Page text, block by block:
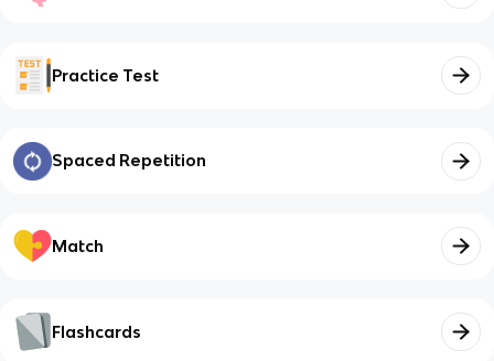
Practice Test
Spaced Repetition
Match
Flashcards